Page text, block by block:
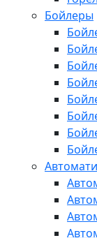
Бойлеры